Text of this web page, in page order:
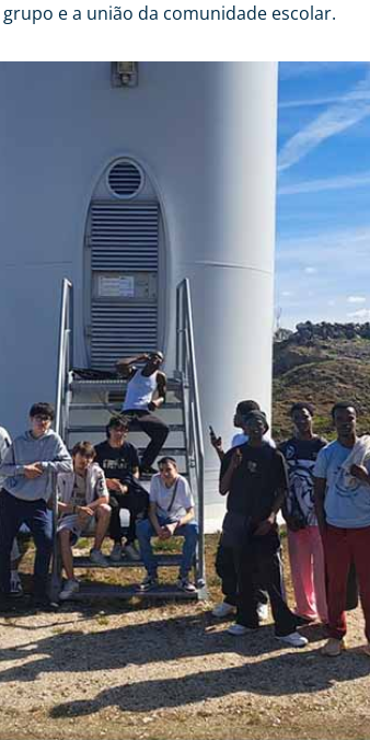
e a união da comunidade escolar.